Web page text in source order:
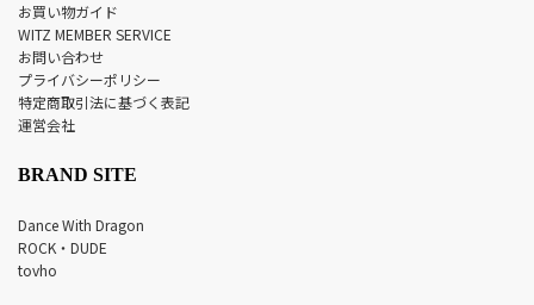
お買い物ガイド
WITZ MEMBER SERVICE
お問い合わせ
プライバシーポリシー
特定商取引法に基づく表記
運営会社
BRAND SITE
Dance With Dragon
ROCK・DUDE
tovho